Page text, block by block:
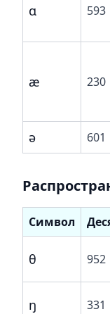
ɑ 593
æ 230
ə 601
Символ
θ 952
ŋ 331